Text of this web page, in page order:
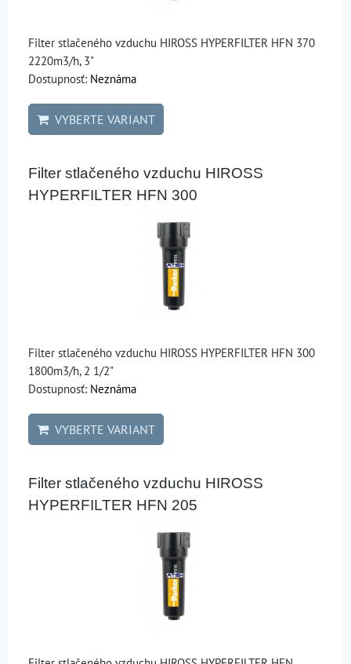
Filter stlačeného vzduchu HIROSS HYPERFILTER HFN 370
2220m3/h, 3"
Dostupnosť: Neznáma
VYBERTE VARIANT
Filter stlačeného vzduchu HIROSS
HYPERFILTER HFN 300
Filter stlačeného vzduchu HIROSS HYPERFILTER HFN 300
1800m3/h, 2 1/2"
Dostupnosť: Neznáma
VYBERTE VARIANT
Filter stlačeného vzduchu HIROSS
HYPERFILTER HFN 205